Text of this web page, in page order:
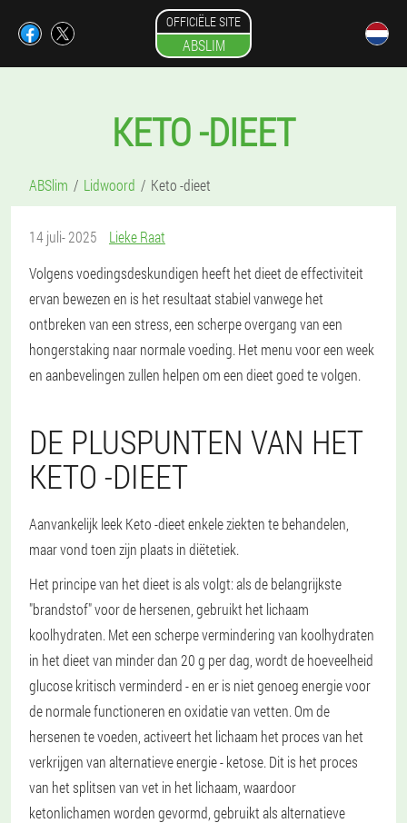
OFFICIËLE SITE
ABSLIM
KETO -DIEET
ABSlim Lidwoord Keto -dieet
14 juli- 2025
Lieke Raat
Volgens voedingsdeskundigen heeft het dieet de effectiviteit
ervan bewezen en is het resultaat stabiel vanwege het
ontbreken van een stress, een scherpe overgang van een
hongerstaking naar normale voeding. Het menu voor een week
en aanbevelingen zullen helpen om een dieet goed te volgen.
DE PLUSPUNTEN VAN HET
KETO -DIEET
Aanvankelijk leek Keto -dieet enkele ziekten te behandelen,
maar vond toen zijn plaats in diëtetiek.
Het principe van het dieet is als volgt: als de belangrijkste
"brandstof" voor de hersenen, gebruikt het lichaam
koolhydraten. Met een scherpe vermindering van koolhydraten
in het dieet van minder dan 20 g per dag, wordt de hoeveelheid
glucose kritisch verminderd - en er is niet genoeg energie voor
de normale functioneren en oxidatie van vetten. Om de
hersenen te voeden, activeert het lichaam het proces van het
verkrijgen van alternatieve energie - ketose. Dit is het proces
van het splitsen van vet in het lichaam, waardoor
ketonlichamen worden gevormd, gebruikt als alternatieve